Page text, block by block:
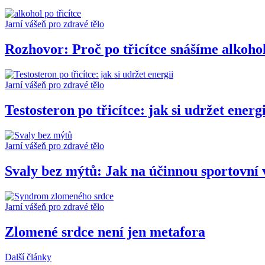
Jarní vášeň pro zdravé tělo
Rozhovor: Proč po třicítce snášíme
Jarní vášeň pro zdravé tělo
Testosteron po třicítce: jak si udržet
Jarní vášeň pro zdravé tělo
Svaly bez mýtů: Jak na účinnou sportovní
Jarní vášeň pro zdravé tělo
Zlomené srdce není jen metafora
Další články